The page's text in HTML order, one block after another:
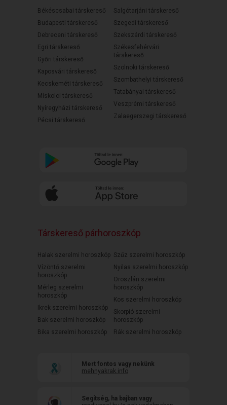
Békéscsabai társkereső
Budapesti társkereső
Debreceni társkereső
Egri társkereső
Győri társkereső
Kaposvári társkereső
Kecskeméti társkereső
Miskolci társkereső
Nyíregyházi társkereső
Pécsi társkereső
Salgótarjáni társkereső
Szegedi társkereső
Szekszárdi társkereső
Székesfehérvári
társkereső
Szolnoki társkereső
Szombathelyi társkereső
Tatabányai társkereső
Veszprémi társkereső
Zalaegerszegi társkereső
Társkereső párhoroszkóp
Halak szerelmi horoszkóp
Vízöntő szerelmi
horoszkóp
Mérleg szerelmi
horoszkóp
Ikrek szerelmi horoszkóp
Bak szerelmi horoszkóp
Bika szerelmi horoszkóp
Szűz szerelmi horoszkóp
Nyilas szerelmi horoszkóp
Oroszlán szerelmi
horoszkóp
Kos szerelmi horoszkóp
Skorpió szerelmi
horoszkóp
Rák szerelmi horoszkóp
Mert fontos vagy nekünk
mehnyakrak.info
Segítség, ha bajban vagy